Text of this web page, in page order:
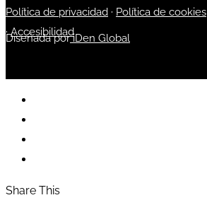
Política de privacidad · Política de cookies
·Accesibilidad
Diseñada poriDen Global
Share This